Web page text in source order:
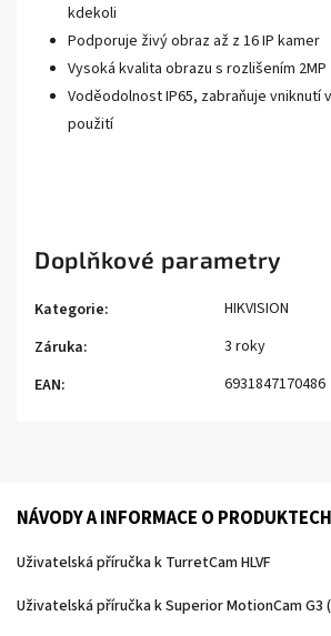
kdekoli
Podporuje živý obraz až z 16 IP kamer
Vysoká kvalita obrazu s rozlišením 2MP
Voděodolnost IP65, zabraňuje vniknutí
použití
Doplňkové parametry
Kategorie:
HIKVISION
Záruka:
3 roky
EAN: 6931847170486
NÁVODY A INFORMACE O
Uživatelská příručka k TurretCam HLVF
Uživatelská příručka k Superior MotionCam G3